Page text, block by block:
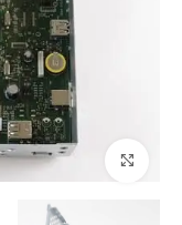
Click to enlarge